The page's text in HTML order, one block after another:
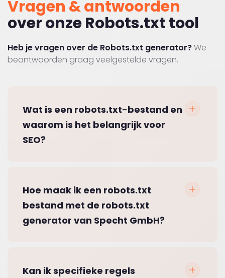
Vragen & antwoorden
over onze Robots.txt tool
Heb je vragen over de Robots.txt generator?We
beantwoorden graag veelgestelde vragen.
Wat is een robots.txt-bestand en
waarom is het belangrijk voor
SEO?
Hoe maak ik een robots.txt
bestand met de robots.txt
generator van Specht GmbH?
Kan ik specifieke regels